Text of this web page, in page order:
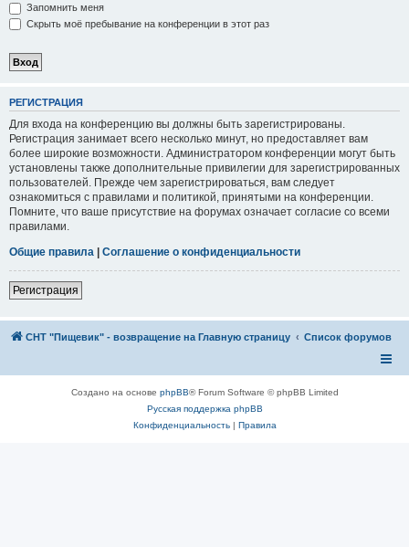
Запомнить меня
Скрыть моё пребывание на конференции в этот раз
РЕГИСТРАЦИЯ
Для входа на конференцию вы должны быть зарегистрированы.
Регистрация занимает всего несколько минут, но предоставляет вам
более широкие возможности. Администратором конференции могут быть
установлены также дополнительные привилегии для зарегистрированных
пользователей. Прежде чем зарегистрироваться, вам следует
ознакомиться с правилами и политикой, принятыми на конференции.
Помните, что ваше присутствие на форумах означает согласие со всеми
правилами.
Общие правила | Соглашение о конфиденциальности
Регистрация
СНТ "Пищевик" - возвращение на Главную страницу Список форумов
Создано на основе phpBB® Forum Software © phpBB Limited
Русская поддержка phpBB
Конфиденциальность| Правила